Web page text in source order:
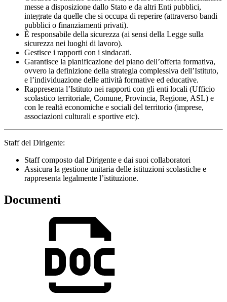
messe a disposizione dallo Stato e da altri Enti pubblici,
integrate da quelle che si occupa di reperire (attraverso bandi
pubblici o finanziamenti privati).
È responsabile della sicurezza (ai sensi della Legge sulla
sicurezza nei luoghi di lavoro).
Gestisce i rapporti con i sindacati.
Garantisce la pianificazione del piano dell’offerta formativa,
ovvero la definizione della strategia complessiva dell’Istituto,
e l’individuazione delle attività formative ed educative.
Rappresenta l’Istituto nei rapporti con gli enti locali (Ufficio
scolastico territoriale, Comune, Provincia, Regione, ASL) e
con le realtà economiche e sociali del territorio (imprese,
associazioni culturali e sportive etc).
Staff del Dirigente:
Staff composto dal Dirigente e dai suoi collaboratori
Assicura la gestione unitaria delle istituzioni scolastiche e
rappresenta legalmente l’istituzione.
Documenti